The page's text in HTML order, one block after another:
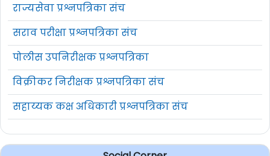
राज्यसेवा प्रश्नपत्रिका संच
सराव परीक्षा प्रश्नपत्रिका संच
पोलीस उपनिरीक्षक प्रश्नपत्रिका
विक्रीकर निरीक्षक प्रश्नपत्रिका संच
सहाय्यक कक्ष अधिकारी प्रश्नपत्रिका संच